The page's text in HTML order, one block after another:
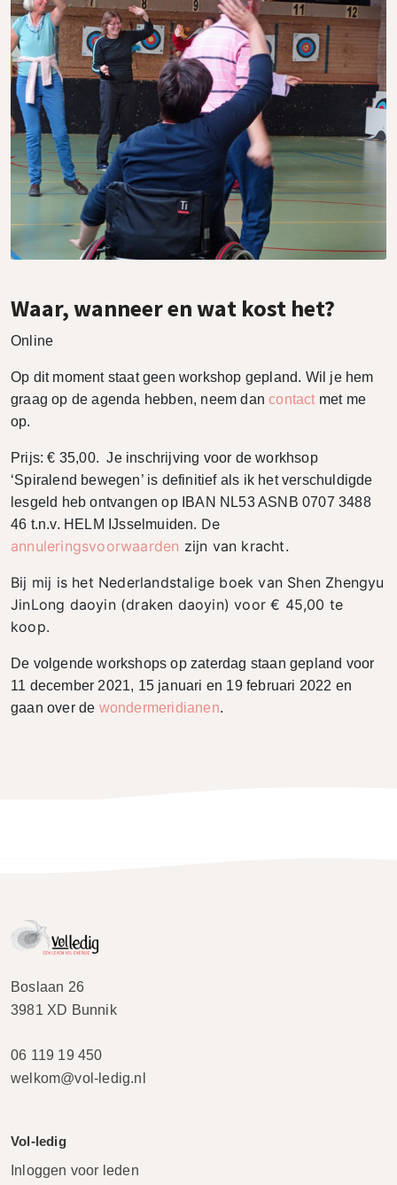
Waar, wanneer en wat kost het?
Online
Op dit moment staat geen workshop gepland. Wil je hem
graag op de agenda hebben, neem dancontactmet me
op.
Prijs: € 35,00. Je inschrijving voor de workhsop
‘Spiralend bewegen’ is definitief als ik het verschuldigde
lesgeld heb ontvangen op IBAN NL53 ASNB 0707 3488
46 t.n.v. HELM IJsselmuiden. De
annuleringsvoorwaarden zijn van kracht.
Bij mij is het Nederlandstalige boek van Shen Zhengyu
JinLong daoyin (draken daoyin) voor € 45,00 te
koop.
De volgende workshops op zaterdag staan gepland voor
11 december 2021, 15 januari en 19 februari 2022 en
gaan over de wondermeridianen.
Boslaan 26
3981 XD Bunnik
06 119 19 450
welkom@vol-ledig.nl
Vol-ledig
Inloggen voor leden